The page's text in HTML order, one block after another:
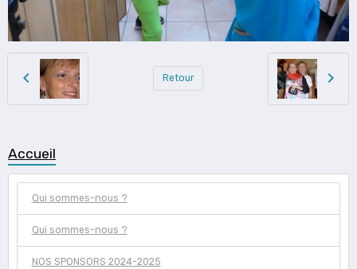
Retour
Accueil
Qui sommes-nous ?
Qui sommes-nous ?
NOS SPONSORS 2024-2025